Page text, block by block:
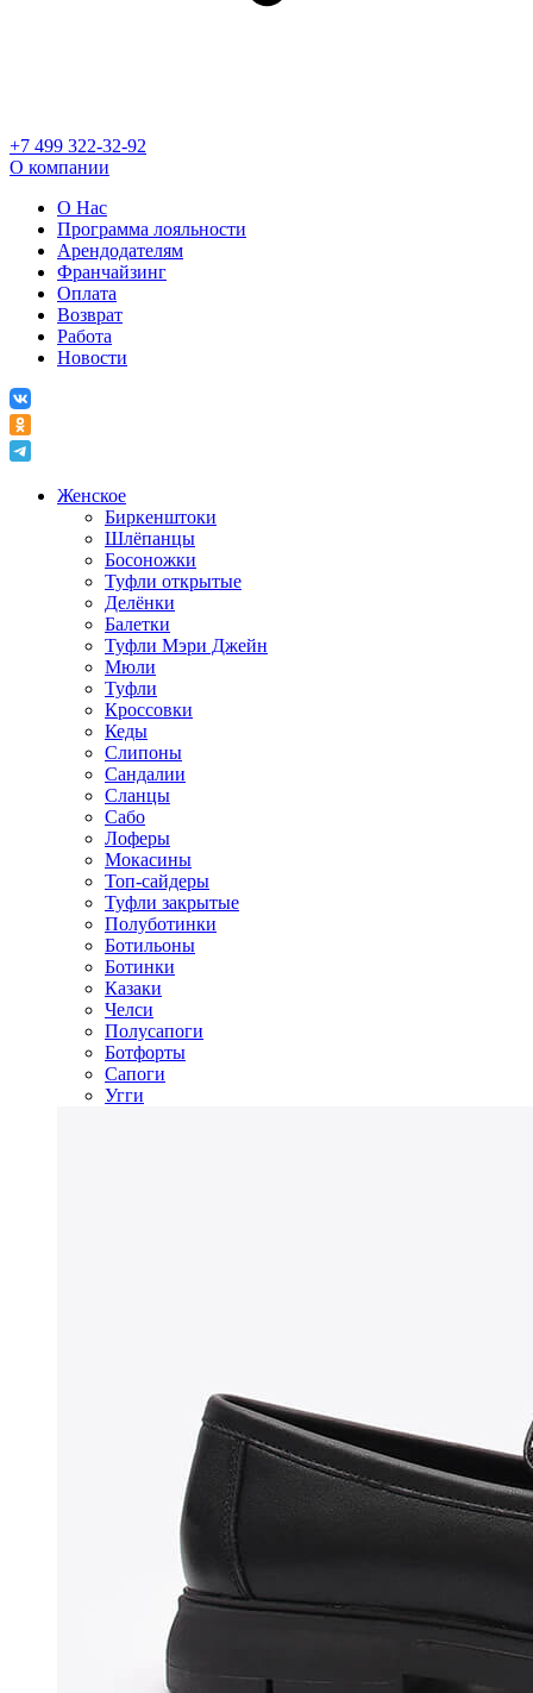
+7 499 322-32-92
О компании
О Нас
Программа лояльности
Арендодателям
Франчайзинг
Оплата
Возврат
Работа
Новости
Женское
Биркенштоки
Шлёпанцы
Босоножки
Туфли открытые
Делёнки
Балетки
Туфли Мэри Джейн
Мюли
Туфли
Кроссовки
Кеды
Слипоны
Сандалии
Сланцы
Сабо
Лоферы
Мокасины
Топ-сайдеры
Туфли закрытые
Полуботинки
Ботильоны
Ботинки
Казаки
Челси
Полусапоги
Ботфорты
Сапоги
Угги